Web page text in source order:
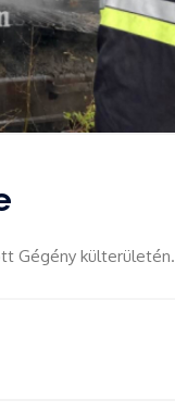
Gégény külterületén.